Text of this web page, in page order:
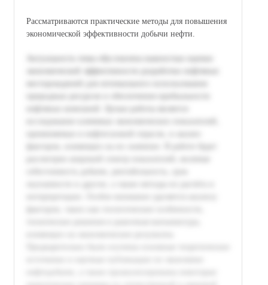
Рассматриваются практические методы для повышения
экономической эффективности добычи нефти.